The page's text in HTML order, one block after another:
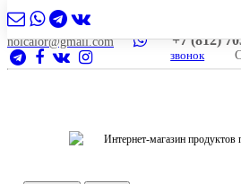
nolcalor@gmail.com +7 (812)
звонок
Интернет-магазин продуктов